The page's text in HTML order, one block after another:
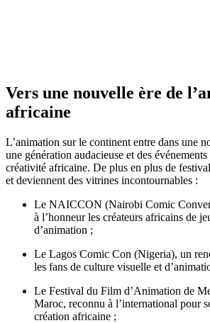
Vers une nouvelle ère de
africaine
L’animation sur le continent entre dans une
une génération audacieuse et des
créativité africaine. De plus en plus de
et deviennent des vitrines incontournables :
Le NAICCON (Nairobi Comic
à l’honneur les créateurs africains de
d’animation ;
Le Lagos Comic Con (Nigeria), un
les fans de culture visuelle et
Le Festival du Film d’Animation de
Maroc, reconnu à l’international pour
création africaine ;